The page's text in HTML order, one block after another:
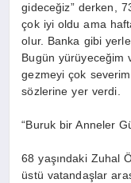
gideceğiz” derken,
çok iyi oldu ama
olur. Banka gibi
Bugün yürüyeceğim
gezmeyi çok
sözlerine yer verdi.
“Buruk bir Anneler
68 yaşındaki Zuhal
üstü vatandaşlar